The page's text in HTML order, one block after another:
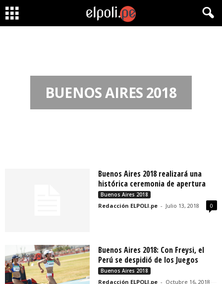
BUENOS AIRES 2018
Buenos Aires 2018 realizará una
histórica ceremonia de apertura
Buenos Aires 2018
Redacción ELPOLI.pe - Julio 13, 2018 0
Buenos Aires 2018: Con Freysi, el
Perú se despidió de los Juegos
Buenos Aires 2018
Redacción ELPOLI.pe - Octubre 16, 2018